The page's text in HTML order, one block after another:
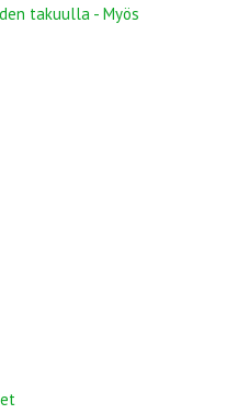
takuulla - Myös